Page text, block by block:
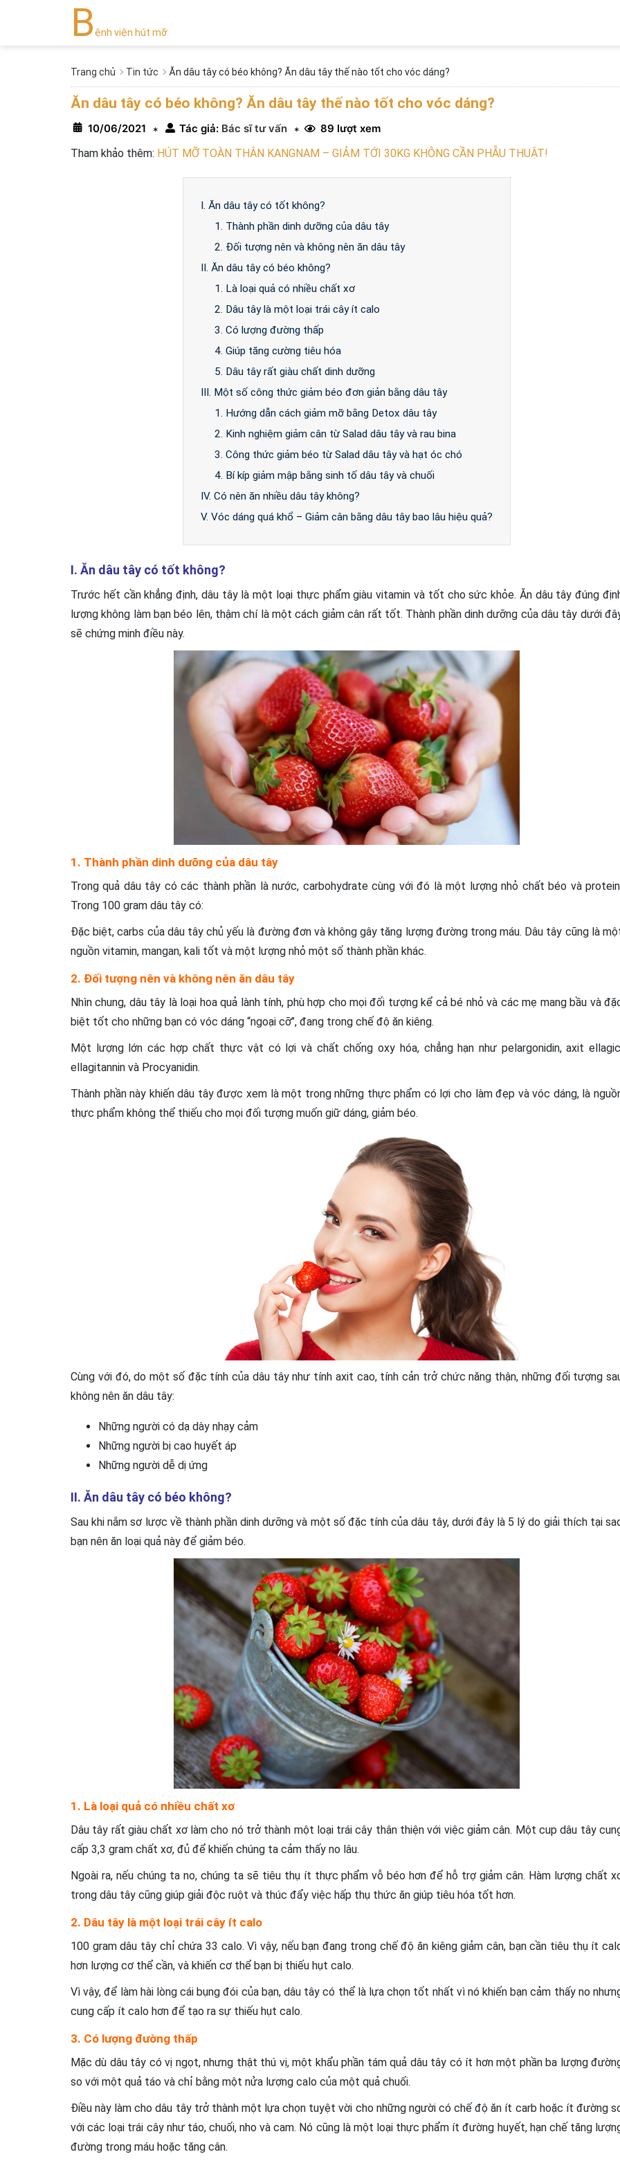
Bệnh viện hút mỡ
Trang chủ Tin tức Ăn dâu tây có béo không? Ăn dâu tây thế nào tốt cho vóc dáng?
Ăn dâu tây có béo không? Ăn dâu tây thế nào tốt cho vóc dáng?
10/06/2021 * Tác giả: Bác sĩ tư vấn *
89 lượt xem
Tham khảo thêm: HÚT MỠ TOÀN THÂN KANGNAM – GIẢM TỚI 30KG KHÔNG CẦN PHẪU THUẬT!
I. Ăn dâu tây có tốt không?
1. Thành phần dinh dưỡng của dâu tây
2. Đối tượng nên và không nên ăn dâu tây
II. Ăn dâu tây có béo không?
1. Là loại quả có nhiều chất xơ
2. Dâu tây là một loại trái cây ít calo
3. Có lượng đường thấp
4. Giúp tăng cường tiêu hóa
5. Dâu tây rất giàu chất dinh dưỡng
III. Một số công thức giảm béo đơn giản bằng dâu tây
1. Hướng dẫn cách giảm mỡ bằng Detox dâu tây
2. Kinh nghiệm giảm cân từ Salad dâu tây và rau bina
3. Công thức giảm béo từ Salad dâu tây và hạt óc chó
4. Bí kíp giảm mập bằng sinh tố dâu tây và chuối
IV. Có nên ăn nhiều dâu tây không?
V. Vóc dáng quá khổ – Giảm cân bằng dâu tây bao lâu hiệu quả?
I. Ăn dâu tây có tốt không?
Trước hết cần khẳng định, dâu tây là một loại thực phẩm giàu vitamin và tốt cho sức khỏe. Ăn dâu tây đúng
lượng không làm bạn béo lên, thậm chí là một cách giảm cân rất tốt. Thành phần dinh dưỡng của dâu tây dưới
sẽ chứng minh điều này.
1. Thành phần dinh dưỡng của dâu tây
Trong quả dâu tây có các thành phần là nước, carbohydrate cùng với đó là một lượng nhỏ chất béo và protein
Trong 100 gram dâu tây có:
Đặc biệt, carbs của dâu tây chủ yếu là đường đơn và không gây tăng lượng đường trong máu. Dâu tây cũng là
nguồn vitamin, mangan, kali tốt và một lượng nhỏ một số thành phần khác.
2. Đối tượng nên và không nên ăn dâu tây
Nhìn chung, dâu tây là loại hoa quả lành tính, phù hợp cho mọi đối tượng kể cả bé nhỏ và các mẹ mang bầu và
biệt tốt cho những bạn có vóc dáng “ngoại cỡ”, đang trong chế độ ăn kiêng.
Một lượng lớn các hợp chất thực vật có lợi và chất chống oxy hóa, chẳng hạn như pelargonidin, axit
ellagitannin và Procyanidin.
Thành phần này khiến dâu tây được xem là một trong những thực phẩm có lợi cho làm đẹp và vóc dáng, là
thực phẩm không thể thiếu cho mọi đối tượng muốn giữ dáng, giảm béo.
Cùng với đó, do một số đặc tính của dâu tây như tính axit cao, tính cản trở chức năng thận, những đối tượng
không nên ăn dâu tây:
Những người có dạ dày nhạy cảm
Những người bị cao huyết áp
Những người dễ dị ứng
II. Ăn dâu tây có béo không?
Sau khi nắm sơ lược về thành phần dinh dưỡng và một số đặc tính của dâu tây, dưới đây là 5 lý do giải thích tại
bạn nên ăn loại quả này để giảm béo.
1. Là loại quả có nhiều chất xơ
Dâu tây rất giàu chất xơ làm cho nó trở thành một loại trái cây thân thiện với việc giảm cân. Một cup dâu tây
cấp 3,3 gram chất xơ, đủ để khiến chúng ta cảm thấy no lâu.
Ngoài ra, nếu chúng ta no, chúng ta sẽ tiêu thụ ít thực phẩm vỗ béo hơn để hỗ trợ giảm cân. Hàm lượng chất
trong dâu tây cũng giúp giải độc ruột và thúc đẩy việc hấp thụ thức ăn giúp tiêu hóa tốt hơn.
2. Dâu tây là một loại trái cây ít calo
100 gram dâu tây chỉ chứa 33 calo. Vì vậy, nếu bạn đang trong chế độ ăn kiêng giảm cân, bạn cần tiêu thụ ít
hơn lượng cơ thể cần, và khiến cơ thể bạn bị thiếu hụt calo.
Vì vậy, để làm hài lòng cái bụng đói của bạn, dâu tây có thể là lựa chọn tốt nhất vì nó khiến bạn cảm thấy no
cung cấp ít calo hơn để tạo ra sự thiếu hụt calo.
3. Có lượng đường thấp
Mặc dù dâu tây có vị ngọt, nhưng thật thú vị, một khẩu phần tám quả dâu tây có ít hơn một phần ba lượng
so với một quả táo và chỉ bằng một nửa lượng calo của một quả chuối.
Điều này làm cho dâu tây trở thành một lựa chọn tuyệt vời cho những người có chế độ ăn ít carb hoặc ít đường
với các loại trái cây như táo, chuối, nho và cam. Nó cũng là một loại thực phẩm ít đường huyết, hạn chế tăng
đường trong máu hoặc tăng cân.